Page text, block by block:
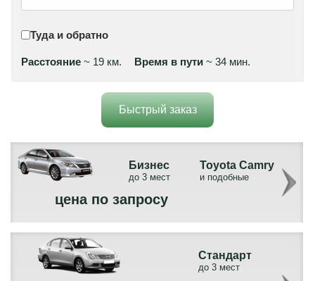
Туда и обратно
Расстояние~ 19 км. Время в пути~ 34 мин.
Быстрый заказ
Бизнес
до 3 мест
Toyota Camry
и подобные
цена по запросу
Стандарт
до 3 мест